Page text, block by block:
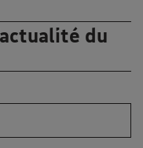
du